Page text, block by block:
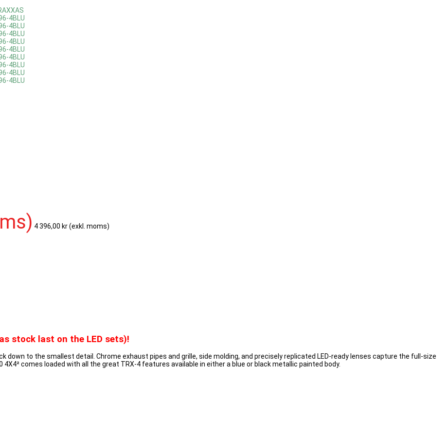
4 396,00 kr(exkl. moms)
stock last on the LED sets)!
down to the smallest detail. Chrome exhaust pipes and grille, side molding, and precisely replicated LED-ready lenses capture the full-size
comes loaded with all the great TRX-4 features available in either a blue or black metallic painted body.